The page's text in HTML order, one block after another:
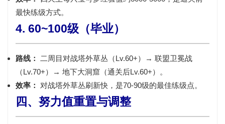
最快练级方式。
4. 60~100级（毕业）
路线：
二周目对战塔外草丛（Lv.60+）→ 联盟卫冕战
（Lv.70+）→ 地下大洞窟（通关后Lv.60+）。
效率：
对战塔外草丛刷新快，是70-90级的最佳练级点。
四、努力值重置与调整